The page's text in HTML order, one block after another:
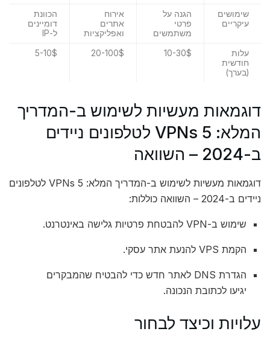
שימושים
עיקריים
הגנה על
פרטי
משתמשים
אירוח
אתרים
ואפליקציות
הכוונת
דומיינים
ל-IP
עלות
חודשית
(בערך)
10-30$
20-100$
5-10$
דוגמאות מעשיות לשימוש ב-המדריך
המלא: 5 VPNs לטלפונים ניידים
ב-2024 – השוואה
דוגמאות מעשיות לשימוש ב-המדריך המלא: 5 VPNs לטלפונים
ניידים ב-2024 – השוואה כוללות:
שימוש ב-VPN להבטחת פרטיות גלישה באינטרנט.
הקמת VPS להנעת אתר עסקי.
הגדרת DNS לאתר חדש כדי להבטיח שהמבקרים
יגיעו לכתובת הנכונה.
עלויות וכיצד לבחור